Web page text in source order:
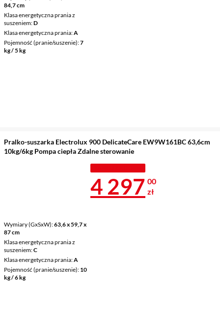
84,7 cm
Klasa energetyczna prania z
suszeniem D
Klasa energetyczna prania A
Pojemność (pranie/suszenie) 7
kg / 5 kg
Pralko-suszarka Electrolux 900 DelicateCare EW9W161BC 63,6cm
10kg/6kg Pompa ciepła Zdalne sterowanie
Wymiary (GxSxW) 63,6 x 59,7 x
87 cm
Klasa energetyczna prania z
suszeniem C
Klasa energetyczna prania A
Pojemność (pranie/suszenie) 10
kg / 6 kg
Cena 4 297 zł
4 297 00
zł